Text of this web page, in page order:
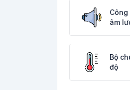
Công
âm
Bộ
độ